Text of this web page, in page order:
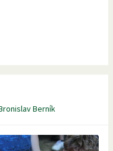
Berník